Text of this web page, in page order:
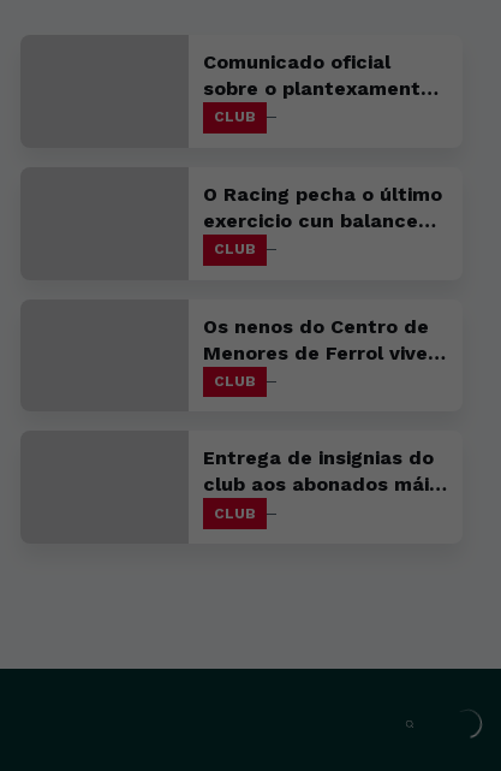
Comunicado oficial
sobre o plantexamento
creativo da campaña de
abonados
CLUB
O Racing pecha o último
exercicio cun balance
favorable
CLUB
Os nenos do Centro de
Menores de Ferrol viven
unha xornada
CLUB
Entrega de insignias do
club aos abonados máis
antigos
CLUB